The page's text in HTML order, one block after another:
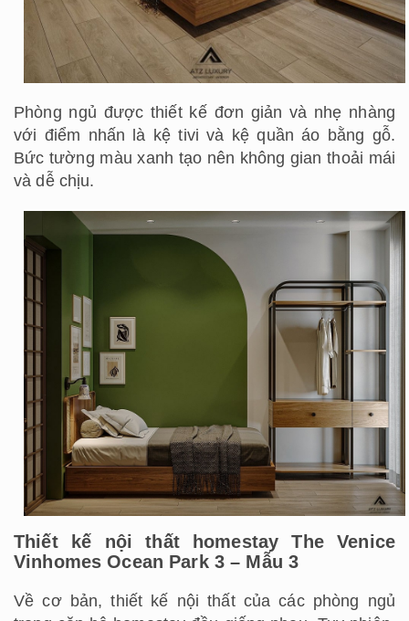
Phòng ngủ được thiết kế đơn giản và nhẹ nhàng
với điểm nhấn là kệ tivi và kệ quần áo bằng gỗ.
Bức tường màu xanh tạo nên không gian thoải mái
và dễ chịu.
Thiết kế nội thất homestay The Venice
Vinhomes Ocean Park 3 – Mẫu 3
Về cơ bản, thiết kế nội thất của các phòng ngủ